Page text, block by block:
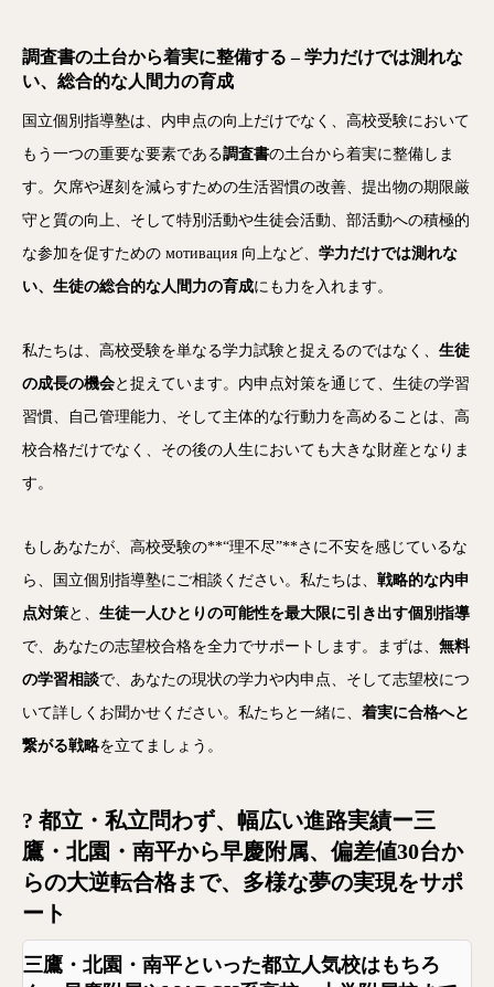
調査書の土台から着実に整備する – 学力だけでは測れな
い、総合的な人間力の育成
国立個別指導塾は、内申点の向上だけでなく、高校受験において
もう一つの重要な要素である調査書の土台から着実に整備しま
す。欠席や遅刻を減らすための生活習慣の改善、提出物の期限厳
守と質の向上、そして特別活動や生徒会活動、部活動への積極的
な参加を促すための мотивация 向上など、 学力だけでは測れな
い、生徒の総合的な人間力の育成にも力を入れます。
私たちは、高校受験を単なる学力試験と捉えるのではなく、 生徒
の成長の機会と捉えています。内申点対策を通じて、生徒の学習
習慣、自己管理能力、そして主体的な行動力を高めることは、高
校合格だけでなく、その後の人生においても大きな財産となりま
す。
もしあなたが、高校受験の**“理不尽”**さに不安を感じているな
ら、国立個別指導塾にご相談ください。私たちは、 戦略的な内申
点対策と、 生徒一人ひとりの可能性を最大限に引き出す個別指導
で、あなたの志望校合格を全力でサポートします。まずは、 無料
の学習相談で、あなたの現状の学力や内申点、そして志望校につ
いて詳しくお聞かせください。私たちと一緒に、 着実に合格へと
繋がる戦略を立てましょう。
? 都立・私立問わず、幅広い進路実績ー三
鷹・北園・南平から早慶附属、偏差値30台か
らの大逆転合格まで、多様な夢の実現をサポ
ート
三鷹・北園・南平といった都立人気校はもちろ